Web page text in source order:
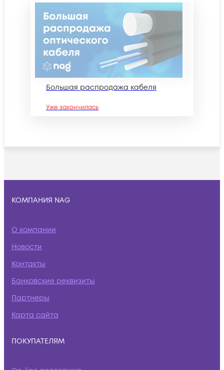
Большая распродажа кабеля
Уже закончилась
КОМПАНИЯ NAG
О компании
Новости
Контакты
Банковские реквизиты
Партнеры
Карта сайта
ПОКУПАТЕЛЯМ